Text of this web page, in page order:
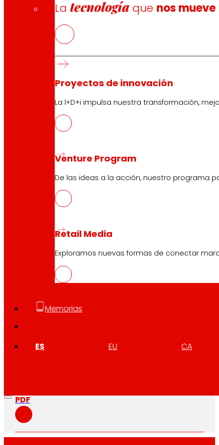
Latecnología que nos mueve
Proyectos de innovación
La l+D+i impulsa nuestra transformación,
Venture Program
De las ideas a la acción, nuestro programa
Retail Media
Exploramos nuevas formas de conectar
Memorias
ES EU CA
CAT
PDF